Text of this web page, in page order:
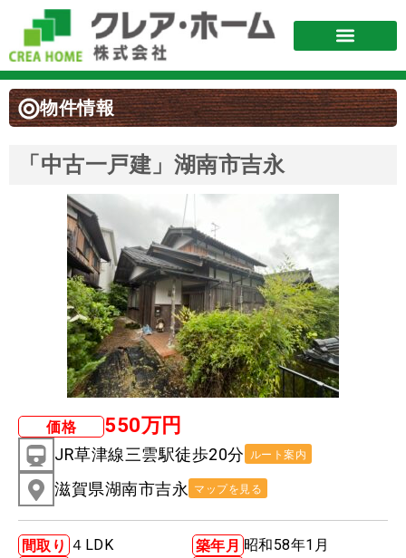
物件情報
「中古一戸建」湖南市吉永
価格 550万円
JR草津線三雲駅徒歩20分 ルート案内
滋賀県湖南市吉永 マップを見る
間取り ４LDK 築年月 昭和58年1月